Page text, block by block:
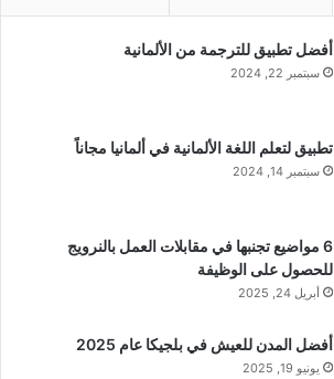
أفضل تطبيق للترجمة من الألمانية
سبتمبر 22, 2024
تطبيق لتعلم اللغة الألمانية في ألمانيا مجاناً
سبتمبر 14, 2024
6 مواضيع تجنبها في مقابلات العمل بالنرويج
للحصول على الوظيفة
أبريل 24, 2025
أفضل المدن للعيش في بلجيكا عام 2025
يونيو 19, 2025